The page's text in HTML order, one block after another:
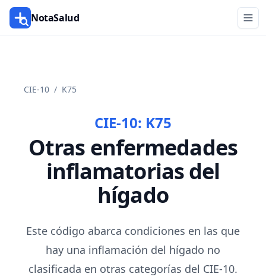
NotaSalud
CIE-10 / K75
CIE-10: K75
Otras enfermedades
inflamatorias del
hígado
Este código abarca condiciones en las que
hay una inflamación del hígado no
clasificada en otras categorías del CIE-10.